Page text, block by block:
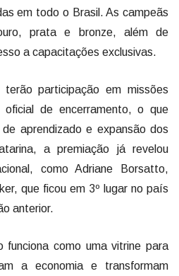
em todo o Brasil. As campeãs
prata e bronze, além de
a capacitações exclusivas.
participação em missões
oficial de encerramento, o que
aprendizado e expansão dos
a premiação já revelou
como Adriane Borsatto,
que ficou em 3º lugar no país
anterior.
funciona como uma vitrine para
a economia e transformam